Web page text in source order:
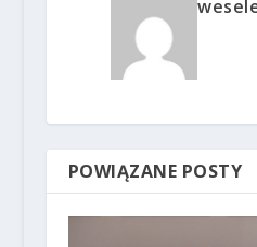
POWIĄZANE POSTY